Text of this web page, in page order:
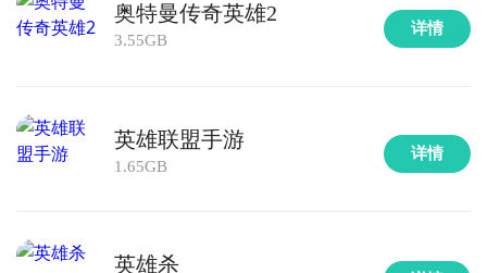
奥特曼传奇英雄2
3.55GB
详情
英雄联盟手游
1.65GB
详情
英雄杀